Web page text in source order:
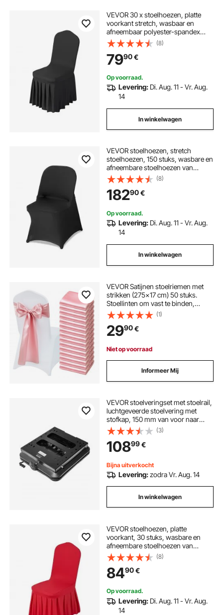
VEVOR 30 x stoelhoezen, platte
voorkant stretch, wasbaar en
afneembaar polyester-spandex
stoelhoezen voor bruiloftsfeesten,
geschikt voor stoelen (51 x 45 x 95
cm) zwart
(8)
7990€
Op voorraad.
Levering: Di. Aug. 11 - Vr. Aug.
14
In winkelwagen
VEVOR stoelhoezen, stretch
stoelhoezen, 150 stuks, wasbare en
afneembare stoelhoezen van
polyester-spandex voor bruiloften
en diners, geschikt voor
klapstoelen (45 x 46 x 77 cm), zwart
(8)
18290€
Op voorraad.
Levering: Di. Aug. 11 - Vr. Aug.
14
In winkelwagen
VEVOR Satijnen stoelriemen met
strikken (275x17 cm) 50 stuks.
Stoellinten om vast te binden,
stoellinten voor bruiloften,
banketdecoraties, evenementen,
banketstoelhoezen, roségouden
stoelstrikken.
(1)
2990€
Niet op voorraad
Informeer Mij
VEVOR stoelveringset met stoelrail,
luchtgeveerde stoelvering met
stofkap, 150 mm van voor naar
achter verstelbaar,
tractorstoelveringset voor zero-
turn grasmaaiers, vorkheftrucks
(3)
10899€
Bijna uitverkocht
Levering:zodra Vr. Aug. 14
In winkelwagen
VEVOR stoelhoezen, platte
voorkant, 30 stuks, wasbare en
afneembare stoelhoezen van
polyester-spandex voor bruiloften
en restaurants, geschikt voor
stoelen (51 x 45 x 95 cm), rood
(8)
8490€
Op voorraad.
Levering: Di. Aug. 11 - Vr. Aug.
14